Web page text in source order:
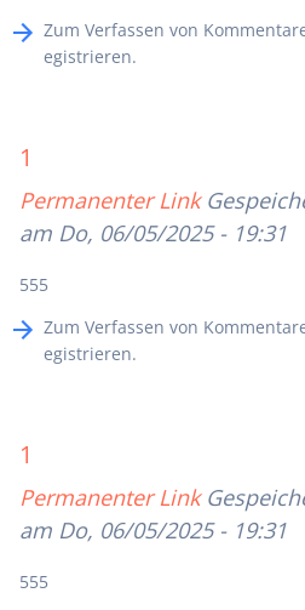
Zum Verfassen von
egistrieren.
1
Permanenter Link
am Do, 06/05/2025 - 19:31
555
Zum Verfassen von
egistrieren.
1
Permanenter Link
am Do, 06/05/2025 - 19:31
555